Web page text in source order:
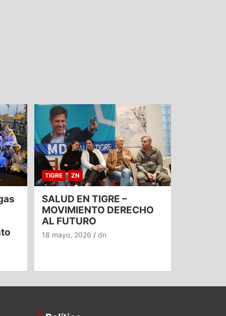
TIGRE ZN
SALUD EN TIGRE –
MOVIMIENTO DERECHO
AL FUTURO
18 mayo, 2026 dn